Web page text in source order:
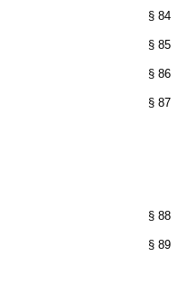
§ 84
§ 85
§ 86
§ 87
§ 88
§ 89